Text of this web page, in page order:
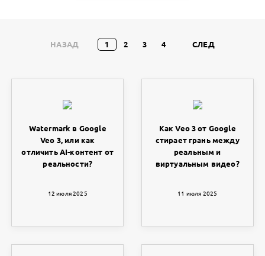
НАЗАД 1 2 3 4 СЛЕД
Watermark в Google
Veo 3, или как
отличить AI-контент от
реальности?
12 июля 2025
Как Veo 3 от Google
стирает грань между
реальным и
виртуальным видео?
11 июля 2025